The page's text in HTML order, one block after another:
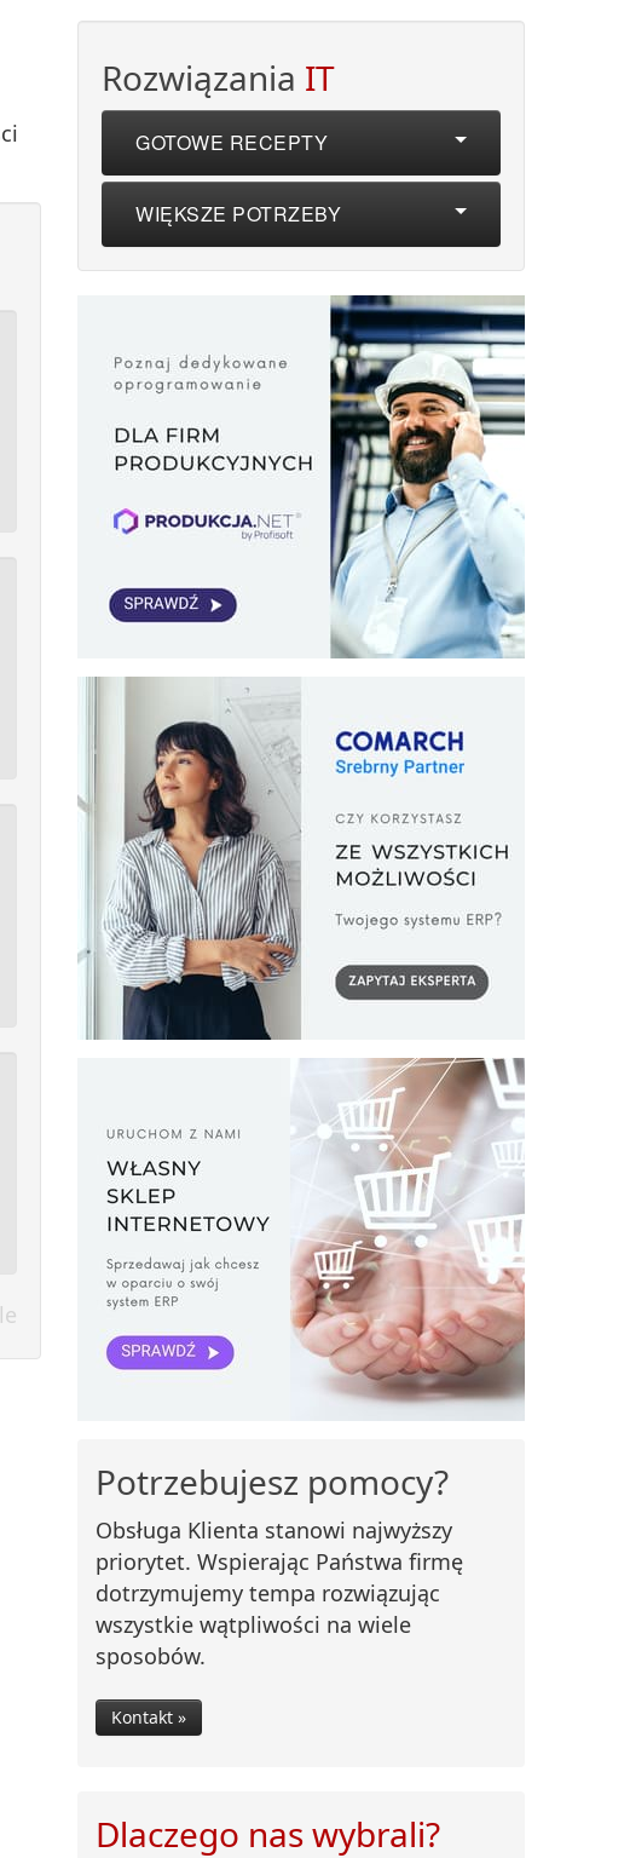
Rozwiązania IT
GOTOWE RECEPTY
WIĘKSZE POTRZEBY
Potrzebujesz pomocy?
Obsługa Klienta stanowi najwyższy
priorytet. Wspierając Państwa firmę
dotrzymujemy tempa rozwiązując
wszystkie wątpliwości na wiele
sposobów.
Kontakt »
Dlaczego nas wybrali?